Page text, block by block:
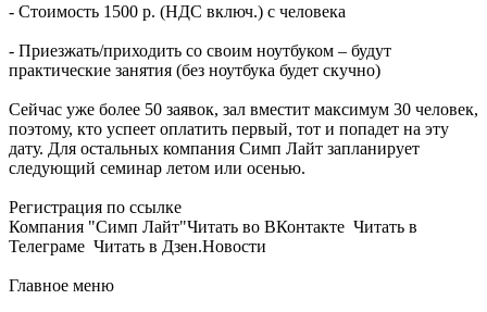
- Стоимость 1500 р. (НДС включ.) с человека
- Приезжать/приходить со своим ноутбуком – будут
практические занятия (без ноутбука будет скучно)
Сейчас уже более 50 заявок, зал вместит максимум 30 человек,
поэтому, кто успеет оплатить первый, тот и попадет на эту
дату. Для остальных компания Симп Лайт запланирует
следующий семинар летом или осенью.
Регистрация по ссылке
Компания "Симп Лайт"Читать во ВКонтакте Читать в
Телеграме Читать в Дзен.Новости
Главное меню